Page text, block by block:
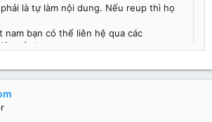
là tự làm nội dung. Nếu reup thì họ
nam bạn có thể liên hệ qua các
của họ.
gửi và hình phân tích kênh. Sẽ có
có: Metub, Điền Quân, Pops, ...